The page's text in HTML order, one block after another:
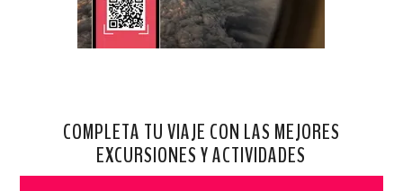
COMPLETA TU VIAJE CON LAS MEJORES
EXCURSIONES Y ACTIVIDADES